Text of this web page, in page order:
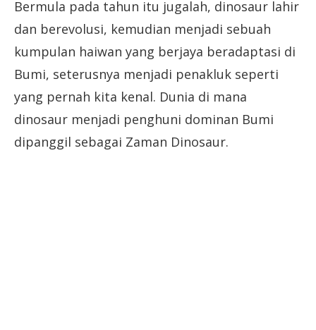
Bermula pada tahun itu jugalah, dinosaur lahir
dan berevolusi, kemudian menjadi sebuah
kumpulan haiwan yang berjaya beradaptasi di
Bumi, seterusnya menjadi penakluk seperti
yang pernah kita kenal. Dunia di mana
dinosaur menjadi penghuni dominan Bumi
dipanggil sebagai Zaman Dinosaur.